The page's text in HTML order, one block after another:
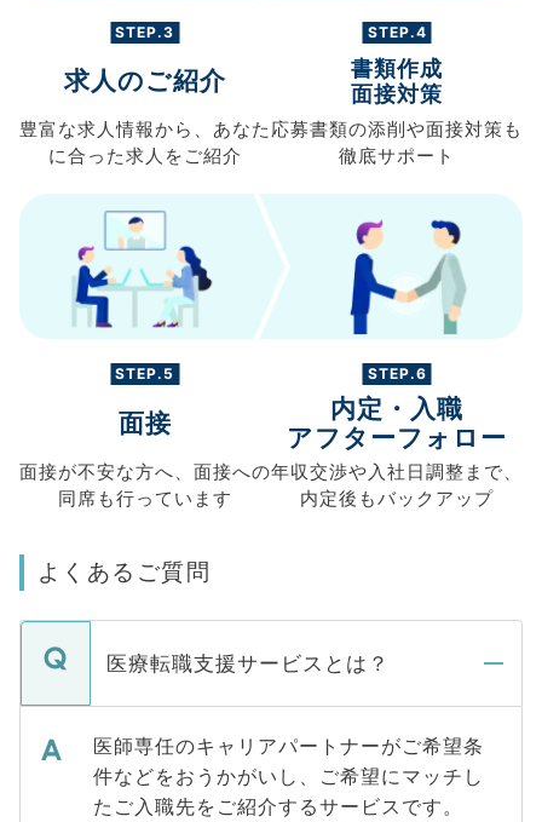
STEP.3
求人のご紹介
豊富な求人情報から、 あなた
に合った求人を ご紹介
STEP.4
書類作成
面接対策
応募書類の添削や面接対策も
徹底サポート
STEP.5
面接
面接が不安な方へ、 面接への
同席も行っています
STEP.6
内定・入職
アフターフォロー
年収交渉や入社日調整まで、
内定後もバックアップ
よくあるご質問
医療転職支援サービスとは？
医師専任のキャリアパートナーがご希望条
件などをおうかがいし、ご希望にマッチし
たご入職先をご紹介するサービスです。